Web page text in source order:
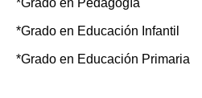
*Grado en Pedagogía
*Grado en Educación Infantil
*Grado en Educación Primaria